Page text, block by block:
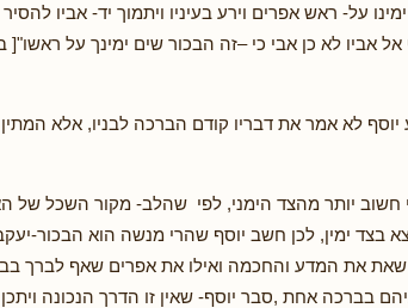
על- ראש אפרים וירע בעיניו ויתמוך יד- אביו
אביו לא כן אבי כי –זה הבכור שים ימינך על ראשו"[
לא אמר את דבריו קודם הברכה לבניו, אלא
יותר מהצד הימני, לפי שהלב- מקור השכל של
ימין, לכן חשב יוסף שהרי מנשה הוא הבכור-יעקב
שאת את המדע והחכמה ואילו את אפרים שאף לברך
בברכה אחת ,סבר יוסף- שאין זו הדרך הנכונה